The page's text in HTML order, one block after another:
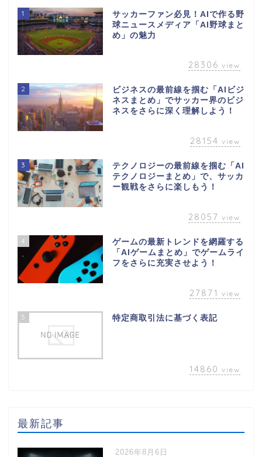
1
サッカーファン必見！AIで作る野
球ニュースメディア「AI野球まと
め」の魅力
28306 view
2
ビジネスの最前線を掴む「AIビジ
ネスまとめ」でサッカー界のビジ
ネスをさらに深く理解しよう！
28154 view
3
テクノロジーの最前線を掴む「AI
テクノロジーまとめ」で、サッカ
ー観戦をさらに楽しもう！
28057 view
4
ゲームの最新トレンドを網羅する
「AIゲームまとめ」でゲームライ
フをさらに充実させよう！
27871 view
5 特定商取引法に基づく表記
14860 view
最新記事
2026年8月6日